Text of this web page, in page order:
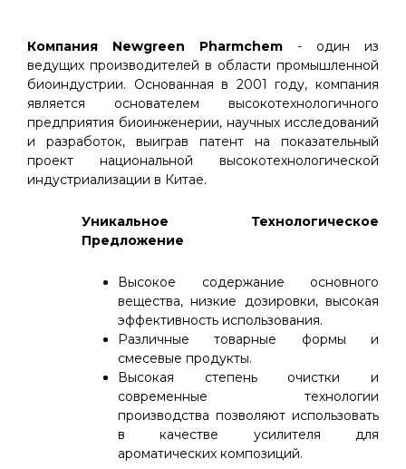
Компания Newgreen Pharmchem - один из
ведущих производителей в области промышленной
биоиндустрии. Основанная в 2001 году, компания
является основателем высокотехнологичного
предприятия биоинженерии, научных исследований
и разработок, выиграв патент на показательный
проект национальной высокотехнологической
индустриализации в Китае.
Уникальное Технологическое
Предложение
Высокое содержание основного
вещества, низкие дозировки, высокая
эффективность использования.
Различные товарные формы и
смесевые продукты.
Высокая степень очистки и
современные технологии
производства позволяют использовать
в качестве усилителя для
ароматических композиций.